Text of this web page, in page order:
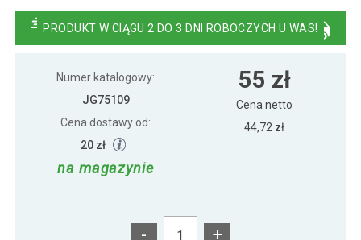
x 27 cm
Wieszak ścienny z sześcioma haczykami
Wieszak ścienny z sześcioma haczykami,
Home Sweet Home
PRODUKT W CIĄGU 2 DO 3 DNI ROBOCZYCH U WAS!
Numer katalogowy:
JG75109
Cena dostawy od:
20 zł
na magazynie
55 zł
Cena netto
44,72 zł
- +